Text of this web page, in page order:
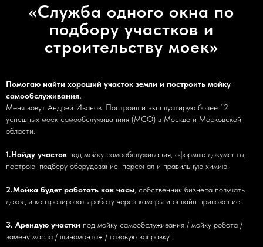
«Служба одного окна по
подбору участков и
строительству моек»
Помогаю найти хороший участок земли и построить мойку
самообслуживания.
Меня зовут Андрей Иванов. Построил и эксплуатирую более 12
успешных моек самообслуживаниия (МСО) в Москве и Московской
области.
1.Найду участок под мойку самообслуживания, оформлю документы,
построю, подберу оборудование, персонал и правильную химию.
2.Мойка будет работать как часы , собственник бизнеса получать
доход и контролировать работу через камеры и онлайн приложение.
3. Арендую участки под мойку самообслуживания / мойку робота /
замену масла / шиномонтаж / газовую заправку.